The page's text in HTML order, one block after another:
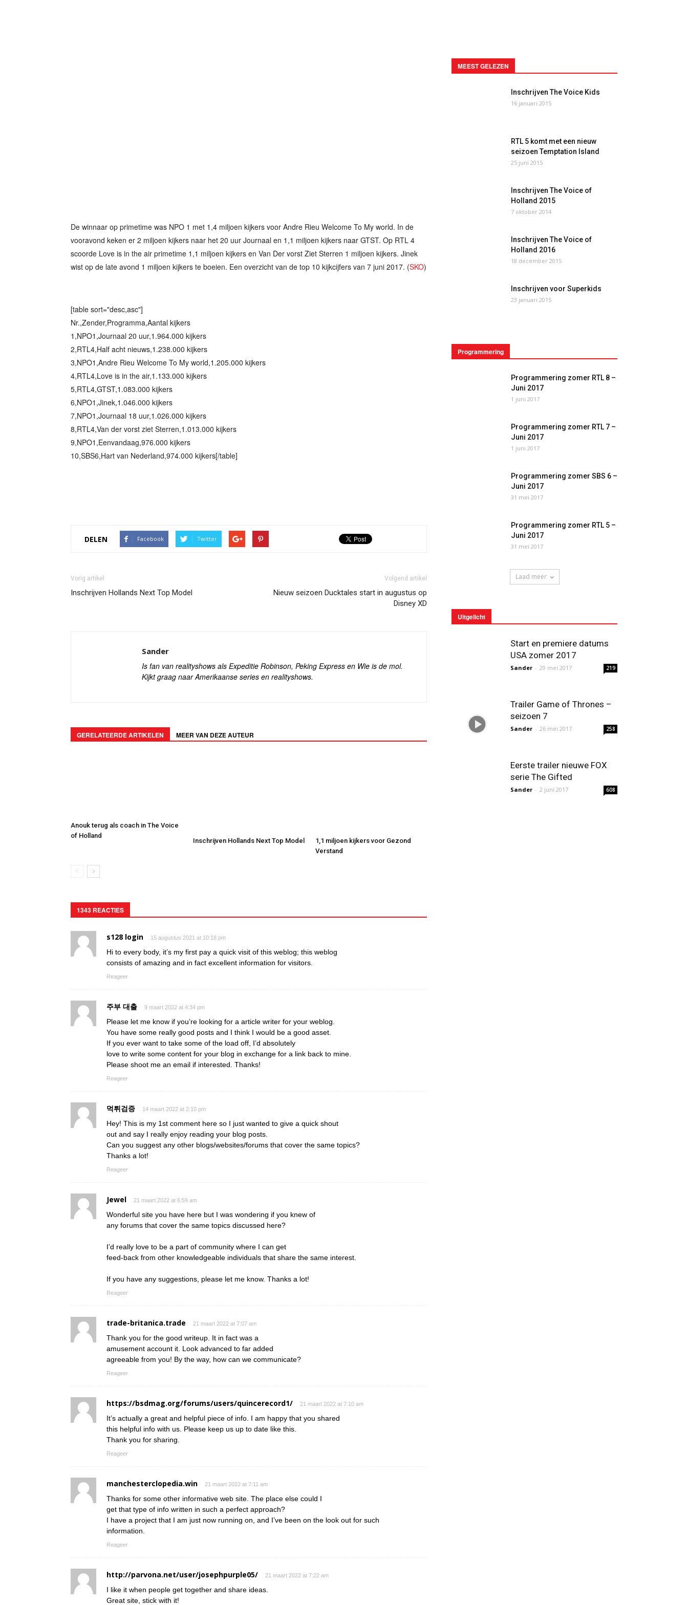
De winnaar op primetime was NPO 1 met 1,4 miljoen kijkers voor Andre Rieu Welcome To My world. In de
vooravond keken er 2 miljoen kijkers naar het 20 uur Journaal en 1,1 miljoen kijkers naar GTST. Op RTL 4
scoorde Love is in the air primetime 1,1 miljoen kijkers en Van Der vorst Ziet Sterren 1 miljoen kijkers. Jinek
wist op de late avond 1 miljoen kijkers te boeien. Een overzicht van de top 10 kijkcijfers van 7 juni 2017. (SKO)
[table sort="desc,asc"]
Nr.,Zender,Programma,Aantal kijkers
1,NPO1,Journaal 20 uur,1.964.000 kijkers
2,RTL4,Half acht nieuws,1.238.000 kijkers
3,NPO1,Andre Rieu Welcome To My world,1.205.000 kijkers
4,RTL4,Love is in the air,1.133.000 kijkers
5,RTL4,GTST,1.083.000 kijkers
6,NPO1,Jinek,1.046.000 kijkers
7,NPO1,Journaal 18 uur,1.026.000 kijkers
8,RTL4,Van der vorst ziet Sterren,1.013.000 kijkers
9,NPO1,Eenvandaag,976.000 kijkers
10,SBS6,Hart van Nederland,974.000 kijkers[/table]
DELEN Facebook Twitter
Vorig artikel
Inschrijven Hollands Next Top Model
Volgend artikel
Nieuw seizoen Ducktales start in augustus op
Disney XD
Sander
Is fan van realityshows als Expeditie Robinson, Peking Express en Wie is de mol.
Kijkt graag naar Amerikaanse series en realityshows.
GERELATEERDE ARTIKELEN MEER VAN DEZE AUTEUR
Anouk terug als coach in The Voice
of Holland
Inschrijven Hollands Next Top Model
1,1 miljoen kijkers voor Gezond
Verstand
1343 REACTIES
s128 login 15 augustus 2021 at 10:18 pm
Hi to every body, it’s my first pay a quick visit of this weblog; this weblog
consists of amazing and in fact excellent information for visitors.
Reageer
주부 대출 9 maart 2022 at 4:34 pm
Please let me know if you’re looking for a article writer for your weblog.
You have some really good posts and I think I would be a good asset.
If you ever want to take some of the load off, I’d absolutely
love to write some content for your blog in exchange for a link back to mine.
Please shoot me an email if interested. Thanks!
Reageer
먹튀검증 14 maart 2022 at 2:10 pm
Hey! This is my 1st comment here so I just wanted to give a quick shout
out and say I really enjoy reading your blog posts.
Can you suggest any other blogs/websites/forums that cover the same topics?
Thanks a lot!
Reageer
Jewel 21 maart 2022 at 6:59 am
Wonderful site you have here but I was wondering if you knew of
any forums that cover the same topics discussed here?
I’d really love to be a part of community where I can get
feed-back from other knowledgeable individuals that share the same interest.
If you have any suggestions, please let me know. Thanks a lot!
Reageer
trade-britanica.trade 21 maart 2022 at 7:07 am
Thank you for the good writeup. It in fact was a
amusement account it. Look advanced to far added
agreeable from you! By the way, how can we communicate?
Reageer
https://bsdmag.org/forums/users/quincerecord1/ 21 maart 2022 at 7:10 am
It’s actually a great and helpful piece of info. I am happy that you shared
this helpful info with us. Please keep us up to date like this.
Thank you for sharing.
Reageer
manchesterclopedia.win 21 maart 2022 at 7:11 am
Thanks for some other informative web site. The place else could I
get that type of info written in such a perfect approach?
I have a project that I am just now running on, and I’ve been on the look out for such
information.
Reageer
http://parvona.net/user/josephpurple05/ 21 maart 2022 at 7:22 am
I like it when people get together and share ideas.
Great site, stick with it!
MEEST GELEZEN
Inschrijven The Voice Kids
16 januari 2015
RTL 5 komt met een nieuw
seizoen Temptation Island
25 juni 2015
Inschrijven The Voice of
Holland 2015
7 oktober 2014
Inschrijven The Voice of
Holland 2016
18 december 2015
Inschrijven voor Superkids
23 januari 2015
Programmering
Programmering zomer RTL 8 –
Juni 2017
1 juni 2017
Programmering zomer RTL 7 –
Juni 2017
1 juni 2017
Programmering zomer SBS 6 –
Juni 2017
31 mei 2017
Programmering zomer RTL 5 –
Juni 2017
31 mei 2017
Laad meer
Uitgelicht
Start en premiere datums
USA zomer 2017
Sander - 29 mei 2017 219
Trailer Game of Thrones –
seizoen 7
Sander - 26 mei 2017 258
Eerste trailer nieuwe FOX
serie The Gifted
Sander - 2 juni 2017 608